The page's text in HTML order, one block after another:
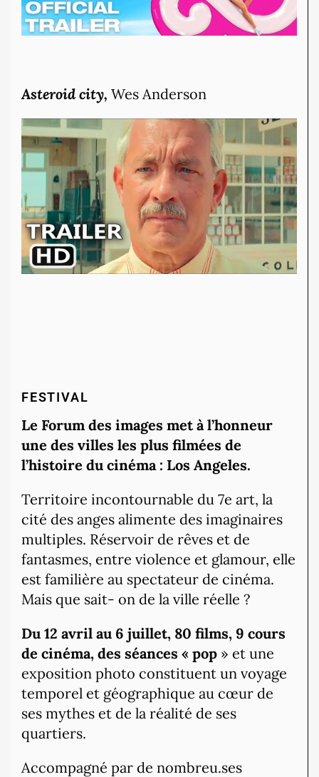
Asteroid city, Wes Anderson
FESTIVAL
Le Forum des images met à l’honneur
une des villes les plus filmées de
l’histoire du cinéma : Los Angeles.
Territoire incontournable du 7e art, la
cité des anges alimente des imaginaires
multiples. Réservoir de rêves et de
fantasmes, entre violence et glamour, elle
est familière au spectateur de cinéma.
Mais que sait- on de la ville réelle ?
Du 12 avril au 6 juillet, 80 films, 9 cours
de cinéma, des séances « pop » et une
exposition photo constituent un voyage
temporel et géographique au cœur de
ses mythes et de la réalité de ses
quartiers.
Accompagné par de nombreu.ses